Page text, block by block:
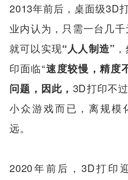
2013年前后，桌面级3D
业内认为，只需一台几千
就可以实现“人人制造”
印面临“速度较慢，精度
问题，因此， 3D打印不
小众游戏而已，离规模
远。
2020年前后，3D打印